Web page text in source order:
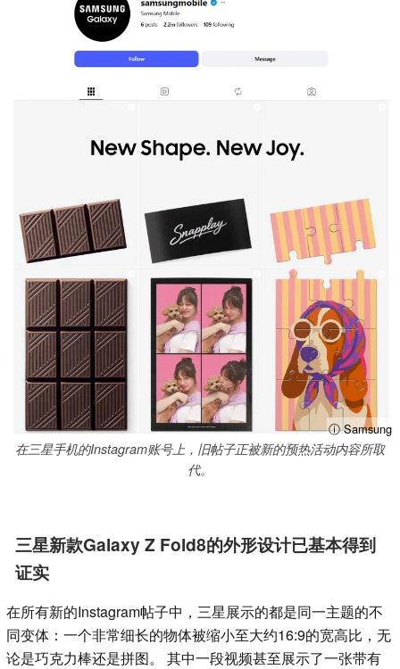
ⓘ Samsung
在三星手机的Instagram账号上，旧帖子正被新的预热活动内容所取
代。
三星新款Galaxy Z Fold8的外形设计已基本得到
证实
在所有新的Instagram帖子中，三星展示的都是同一主题的不
同变体：一个非常细长的物体被缩小至大约16:9的宽高比，无
论是巧克力棒还是拼图。 其中一段视频甚至展示了一张带有